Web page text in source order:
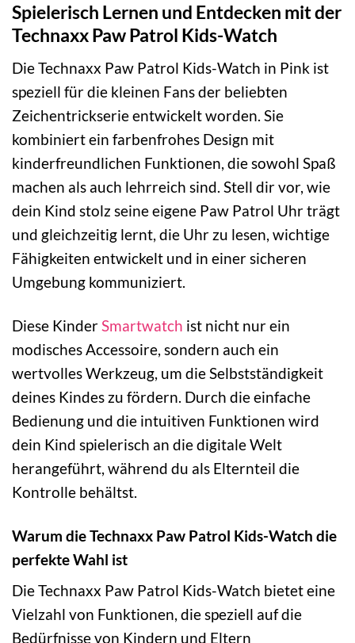
Spielerisch Lernen und Entdecken mit der
Technaxx Paw Patrol Kids-Watch
Die Technaxx Paw Patrol Kids-Watch in Pink ist
speziell für die kleinen Fans der beliebten
Zeichentrickserie entwickelt worden. Sie
kombiniert ein farbenfrohes Design mit
kinderfreundlichen Funktionen, die sowohl Spaß
machen als auch lehrreich sind. Stell dir vor, wie
dein Kind stolz seine eigene Paw Patrol Uhr trägt
und gleichzeitig lernt, die Uhr zu lesen, wichtige
Fähigkeiten entwickelt und in einer sicheren
Umgebung kommuniziert.
Diese KinderSmartwatch ist nicht nur ein
modisches Accessoire, sondern auch ein
wertvolles Werkzeug, um die Selbstständigkeit
deines Kindes zu fördern. Durch die einfache
Bedienung und die intuitiven Funktionen wird
dein Kind spielerisch an die digitale Welt
herangeführt, während du als Elternteil die
Kontrolle behältst.
Warum die Technaxx Paw Patrol Kids-Watch die
perfekte Wahl ist
Die Technaxx Paw Patrol Kids-Watch bietet eine
Vielzahl von Funktionen, die speziell auf die
Bedürfnisse von Kindern und Eltern